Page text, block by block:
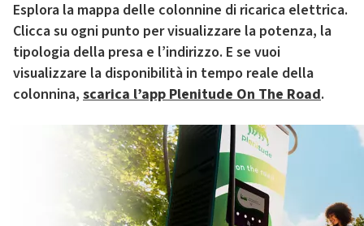
Esplora la mappa delle colonnine di ricarica elettrica.
Clicca su ogni punto per visualizzare la potenza, la
tipologia della presa e l’indirizzo. E se vuoi
visualizzare la disponibilità in tempo reale della
colonnina, scarica l’app Plenitude On The Road.